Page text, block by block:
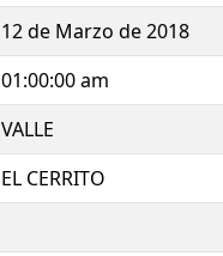
12 de Marzo de 2018
01:00:00 am
VALLE
EL CERRITO